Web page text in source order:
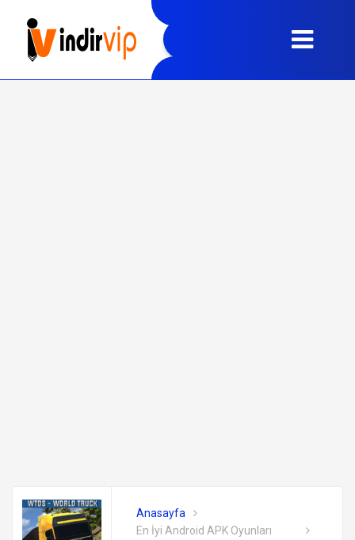
Anasayfa
En İyi Android APK Oyunları